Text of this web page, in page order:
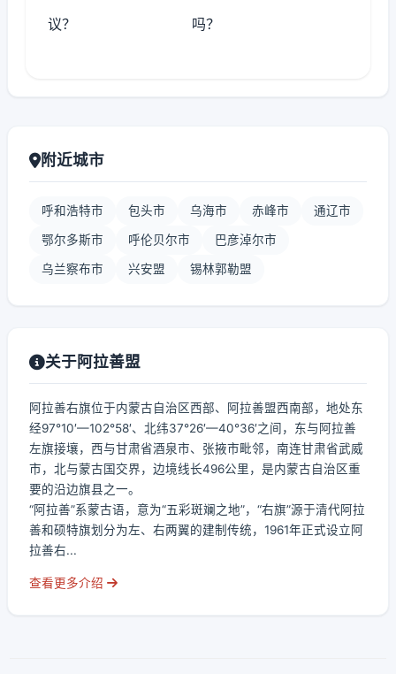
议？ 吗？
附近城市
呼和浩特市 包头市 乌海市 赤峰市 通辽市
鄂尔多斯市 呼伦贝尔市 巴彦淖尔市
乌兰察布市 兴安盟 锡林郭勒盟
关于阿拉善盟
阿拉善右旗位于内蒙古自治区西部、阿拉善盟西南部，地处东
经97°10′—102°58′、北纬37°26′—40°36′之间，东与阿拉善
左旗接壤，西与甘肃省酒泉市、张掖市毗邻，南连甘肃省武威
市，北与蒙古国交界，边境线长496公里，是内蒙古自治区重
要的沿边旗县之一。
“阿拉善”系蒙古语，意为“五彩斑斓之地”，“右旗”源于清代阿拉
善和硕特旗划分为左、右两翼的建制传统，1961年正式设立阿
拉善右...
查看更多介绍